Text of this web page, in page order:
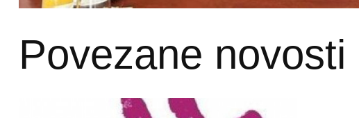
Povezane novosti